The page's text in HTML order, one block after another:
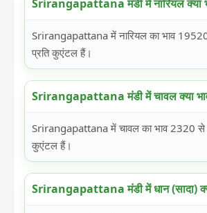
Srirangapattana मंडी में नारियल क्या
Srirangapattana में नारियल का भाव
प्रति कुएंटल हैं।
Srirangapattana मंडी में चावल क्या
Srirangapattana में चावल का भाव 2320
कुएंटल हैं।
Srirangapattana मंडी में धान (सादा)